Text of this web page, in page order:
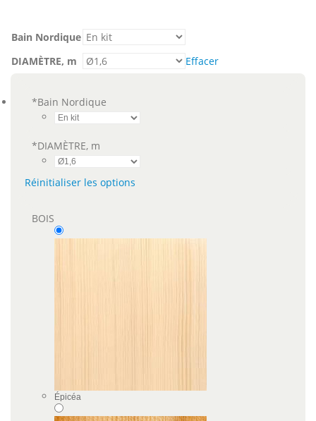
Bain Nordique
DIAMÈTRE, m
Effacer
*Bain Nordique
*DIAMÈTRE, m
Réinitialiser les options
BOIS
Épicéa